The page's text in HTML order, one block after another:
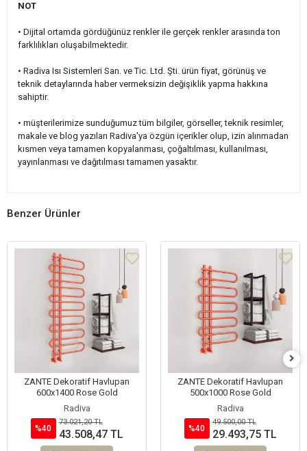
NOT
• Dijital ortamda gördüğünüz renkler ile gerçek renkler arasında ton
farklılıkları oluşabilmektedir.
• Radiva Isı Sistemleri San. ve Tic. Ltd. Şti. ürün fiyat, görünüş ve
teknik detaylarında haber vermeksizin değişiklik yapma hakkına
sahiptir.
• müşterilerimize sunduğumuz tüm bilgiler, görseller, teknik resimler,
makale ve blog yazıları Radiva'ya özgün içerikler olup, izin alınmadan
kısmen veya tamamen kopyalanması, çoğaltılması, kullanılması,
yayınlanması ve dağıtılması tamamen yasaktır.
Benzer Ürünler
ZANTE Dekoratif Havlupan
600x1400 Rose Gold
Radiva
%40
73.021,20 TL
43.508,47 TL
ZANTE Dekoratif Havlupan
500x1000 Rose Gold
Radiva
%40
49.500,00 TL
29.493,75 TL